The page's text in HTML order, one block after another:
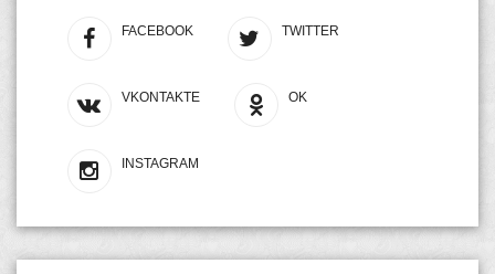
FACEBOOK TWITTER
VKONTAKTE OK
INSTAGRAM